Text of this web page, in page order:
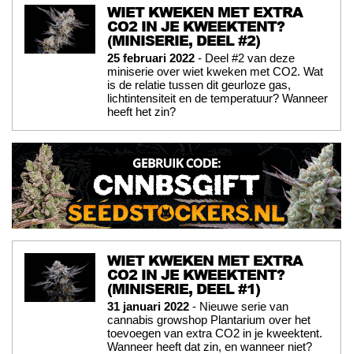
WIET KWEKEN MET EXTRA
CO2 IN JE KWEEKTENT?
(MINISERIE, DEEL #2)
25 februari 2022 - Deel #2 van deze
miniserie over wiet kweken met CO2. Wat
is de relatie tussen dit geurloze gas,
lichtintensiteit en de temperatuur? Wanneer
heeft het zin?
WIET KWEKEN MET EXTRA
CO2 IN JE KWEEKTENT?
(MINISERIE, DEEL #1)
31 januari 2022 - Nieuwe serie van
cannabis growshop Plantarium over het
toevoegen van extra CO2 in je kweektent.
Wanneer heeft dat zin, en wanneer niet?